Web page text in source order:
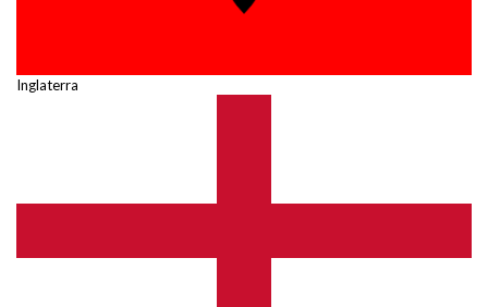
Inglaterra